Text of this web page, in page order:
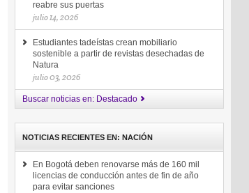
reabre sus puertas
julio 14, 2026
Estudiantes tadeístas crean mobiliario
sostenible a partir de revistas desechadas de
Natura
julio 03, 2026
Buscar noticias en: Destacado
NOTICIAS RECIENTES EN: NACIÓN
En Bogotá deben renovarse más de 160 mil
licencias de conducción antes de fin de año
para evitar sanciones